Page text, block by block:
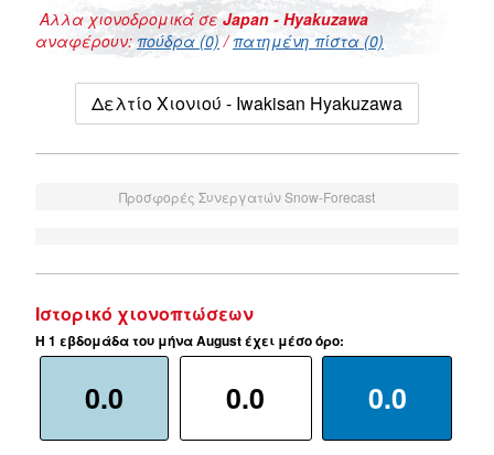
Αλλα χιονοδρομικά σεJapan - Hyakuzawa
αναφέρουν:πούδρα (0)/πατημένη πίστα (0)
Δελτίο Χιονιού - Iwakisan Hyakuzawa
Προσφορές Συνεργατών Snow-Forecast
Ιστορικό χιονοπτώσεων
Η 1 εβδομάδα του μήνα August έχει μέσο όρο:
0.0 0.0 0.0